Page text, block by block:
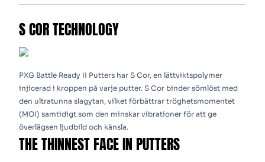
S COR TECHNOLOGY
PXG Battle Ready II Putters har S Cor, en lättviktspolymer
injicerad i kroppen på varje putter. S Cor binder sömlöst med
den ultratunna slagytan, vilket förbättrar tröghetsmomentet
(MOI) samtidigt som den minskar vibrationer för att ge
överlägsen ljudbild och känsla.
THE THINNEST FACE IN PUTTERS